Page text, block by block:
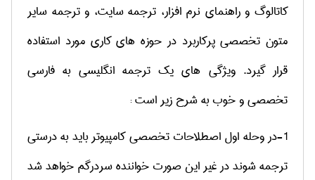
کاتالوگ و راهنمای نرم افزار، ترجمه سایت، و ترجمه سایر
متون تخصصی پرکاربرد در حوزه های کاری مورد استفاده
قرار گیرد. ویژگی های یک ترجمه انگلیسی به فارسی
تخصصی و خوب به شرح زیر است :
1-در وحله اول اصطلاحات تخصصی کامپیوتر باید به درستی
ترجمه شوند در غیر این صورت خواننده سردرگم خواهد شد